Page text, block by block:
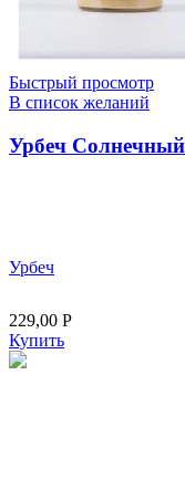
Быстрый просмотр
В список желаний
Урбеч
Урбеч
229,00 Р
Купить